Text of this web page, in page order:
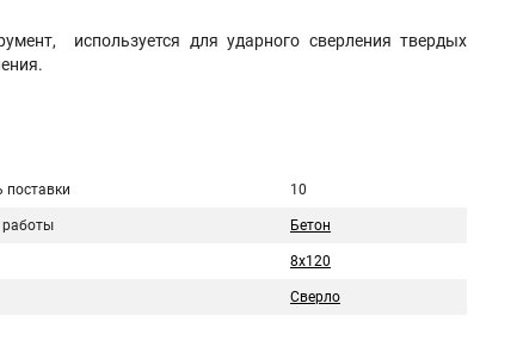
используется для ударного сверления твердых
поставки 10
работы Бетон
8х120
Сверло